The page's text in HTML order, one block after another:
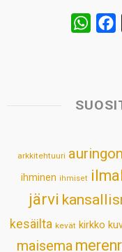
W
s
p
b
k
arkkitehtuuri
ihminen ihmiset
järvi
kesäilta kevät kirkko
maisema